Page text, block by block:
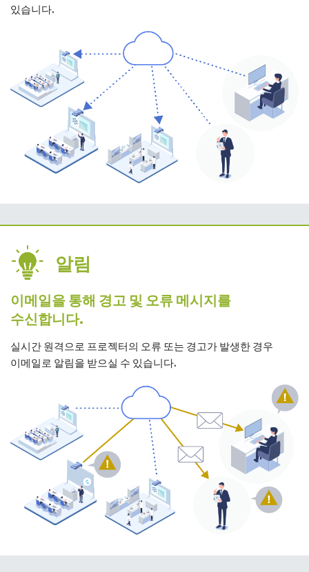
있습니다.
알림
이메일을 통해 경고 및 오류 메시지를
수신합니다.
실시간 원격으로 프로젝터의 오류 또는 경고가 발생한 경우
이메일로 알림을 받으실 수 있습니다.